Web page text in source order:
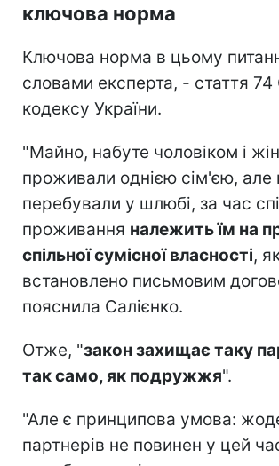
ключова норма
Ключова норма в цьому
словами експерта, - стаття 74
кодексу України.
"Майно, набуте чоловіком і
проживали однією сім'єю, але
перебували у шлюбі, за час
проживання належить їм на
спільної сумісної власності,
встановлено письмовим
пояснила Салієнко.
Отже, "закон захищає таку
так само, як подружжя".
"Але є принципова умова:
партнерів не повинен у цей